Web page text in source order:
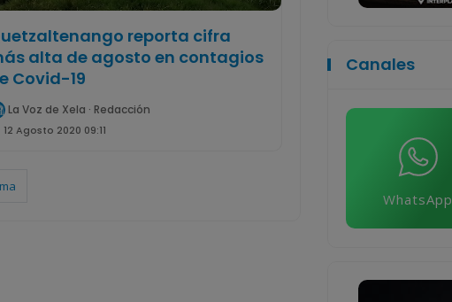
reporta cifra
alta de agosto en contagios
Covid-19
La Voz de Xela · Redacción
12 Agosto 2020 09:11
Canales
WhatsApp